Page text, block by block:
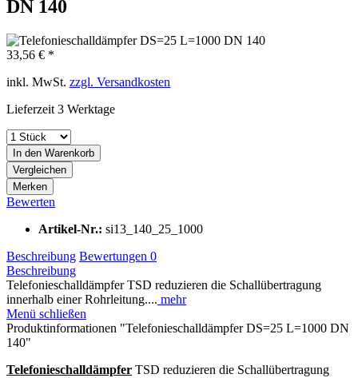
DN 140
33,56 € *
inkl. MwSt. zzgl. Versandkosten
Lieferzeit 3 Werktage
In den Warenkorb
Vergleichen
Merken
Bewerten
Artikel-Nr.: si13_140_25_1000
Beschreibung Bewertungen 0
Beschreibung
Telefonieschalldämpfer TSD reduzieren die Schallübertragung
innerhalb einer Rohrleitung.... mehr
Menü schließen
Produktinformationen "Telefonieschalldämpfer DS=25 L=1000 DN
140"
Telefonieschalldämpfer TSD reduzieren die Schallübertragung